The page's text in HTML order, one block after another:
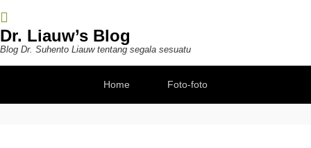
Dr. Liauw’s Blog
Blog Dr. Suhento Liauw tentang segala sesuatu
Home
Foto-foto